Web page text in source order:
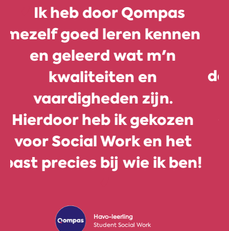
Het sterke punt van
Qompas zit 'm in de
database waarmee je goed
kunt segmenteren en
gerichtere mailings kunt
versturen.
Hanneke Schavemaker
Bekijk de case